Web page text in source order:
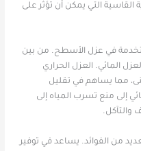
التي يمكن أن تؤثر على
في عزل الأسطح. من بين
المائي. العزل الحراري
مما يساهم في تقليل
إلى منع تسرب المياه إلى
والتآكل.
من الفوائد. يساعد في توفير